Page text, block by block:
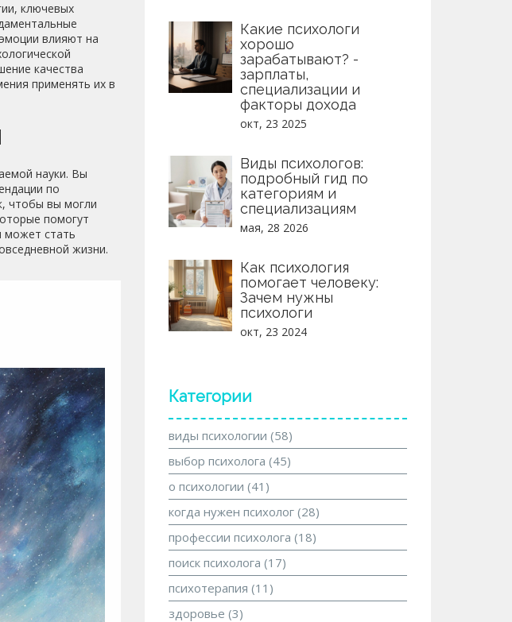
, ключевых
влияют на
качества
применять их в
науки. Вы
по
чтобы вы могли
помогут
может стать
жизни.
Какие психологи
хорошо
зарабатывают? -
зарплаты,
специализации и
факторы дохода
окт, 23 2025
Виды психологов:
подробный гид по
категориям и
специализациям
мая, 28 2026
Как психология
помогает человеку:
Зачем нужны
психологи
окт, 23 2024
Категории
виды психологии (58)
выбор психолога (45)
о психологии (41)
когда нужен психолог (28)
профессии психолога (18)
поиск психолога (17)
психотерапия (11)
здоровье (3)